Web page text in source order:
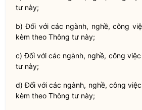
tư này;
b) Đối với các ngành, nghề, công
kèm theo Thông tư này;
c) Đối với các ngành, nghề, công
tư này;
d) Đối với các ngành, nghề, công
kèm theo Thông tư này;